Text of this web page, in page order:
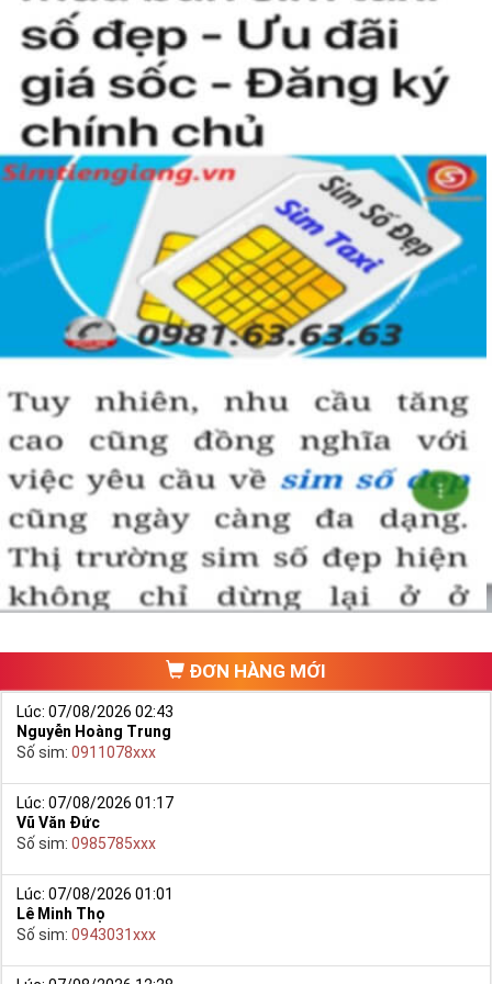
người khác cũng sẽ biết được vị trí của bạn trong xã hội là như thế
nào rồi?
Hướng dẫn mua Sim Tứ Quý 2 tại
Simtiengiang.vn.
Sim Tiền Giang là đơn vị cung cấp
Tứ Quý, sim giá rẻ uy
tín chất lượng.
Chọn mua sim số đẹp thường mất nhiều thời gian ở khoản lựa số,
một số phải vừa đẹp, vừa tốt về phong thủy thì mới là sim hoàn
hảo. Vậy phải làm sao?
- Cách nhanh nhất để chọn mua được Sim Tứ Quý 2 là bạn vào
trang chủ của Sim Tiền Giang, chọn mục “
Sim giảm giá
“ ở ngay đầu
trang chủ. Đây là danh sách sim được đại lý giảm giá vì một số lý
Ngoài ra quý khách chưa ưng ý về Sim Tứ Quý 2 có cũng thể tham
khảo thêm Sim Vinaphone,Sim Gmobile, Sim Tứ Quý Giữa
ĐƠN HÀNG MỚI
Lúc: 07/08/2026 02:43
Nguyễn Hoàng Trung
Số sim: 0911078xxx
Lúc: 07/08/2026 01:17
Vũ Văn Đức
Số sim: 0985785xxx
Lúc: 07/08/2026 01:01
Lê Minh Thọ
Số sim: 0943031xxx